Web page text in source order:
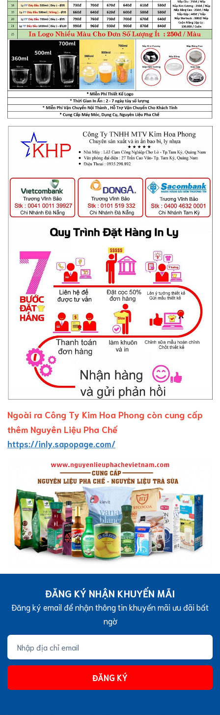
Ngoài ra Công Ty Kim Hoa Phong còn cung cấp
thêm Nguyên Liệu Pha Chế
https://inly.sapopage.com/
ĐĂNG KÝ NHẬN KHUYẾN MÃI
Đăng ký email để nhận thông tin khuyến mãi ưu đãi bất
ngờ
ĐĂNG KÝ